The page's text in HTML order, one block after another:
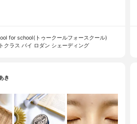
for school(トゥークールフォースクール)
クラス バイ ロダン シェーディング
き